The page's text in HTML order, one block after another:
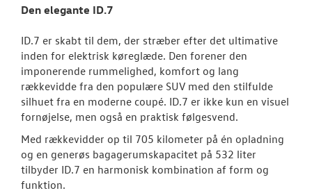
Den elegante ID.7
ID.7 er skabt til dem, der stræber efter det ultimative
inden for elektrisk køreglæde. Den forener den
imponerende rummelighed, komfort og lang
rækkevidde fra den populære SUV med den stilfulde
silhuet fra en moderne coupé. ID.7 er ikke kun en visuel
fornøjelse, men også en praktisk følgesvend.
Med rækkevidder op til 705 kilometer på én opladning
og en generøs bagagerumskapacitet på 532 liter
tilbyder ID.7 en harmonisk kombination af form og
funktion.